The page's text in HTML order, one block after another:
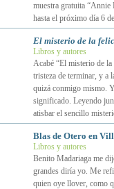
muestra gratuita “Annie
hasta el próximo día 6
El misterio de la
Libros y autores
Acabé “El misterio de
tristeza de terminar, y a
quizá conmigo mismo.
significado. Leyendo
atisbar el sencillo
Blas de Otero en
Libros y autores
Benito Madariaga me
grandes diría yo. Me
quien oye llover, como